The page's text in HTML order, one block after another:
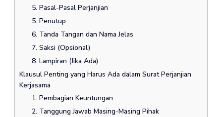
5. Pasal-Pasal Perjanjian
5. Penutup
6. Tanda Tangan dan Nama Jelas
7. Saksi (Opsional)
8. Lampiran (Jika Ada)
Klausul Penting yang Harus Ada dalam Surat Perjanjian
Kerjasama
1. Pembagian Keuntungan
2. Tanggung Jawab Masing-Masing Pihak